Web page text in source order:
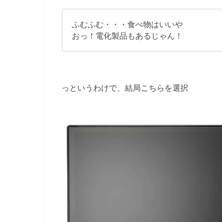
ふむふむ・・・食べ物はいいや
おっ！電化製品もあるじゃん！
っというわけで、結局こちらを選択